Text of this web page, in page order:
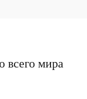
всего мира